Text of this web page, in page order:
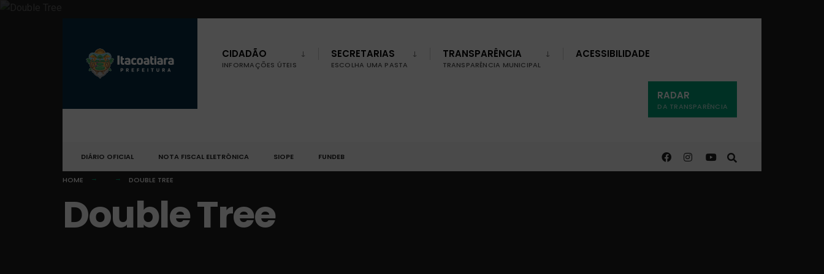
CIDADÃO
INFORMAÇÕES ÚTEIS
SECRETARIAS
ESCOLHA UMA PASTA
TRANSPARÊNCIA
TRANSPARÊNCIA MUNICIPAL
ACESSIBILIDADE
RADAR
DA TRANSPARÊNCIA
DIÁRIO OFICIAL NOTA FISCAL ELETRÔNICA SIOPE FUNDEB
HOME DOUBLE TREE
Double Tree